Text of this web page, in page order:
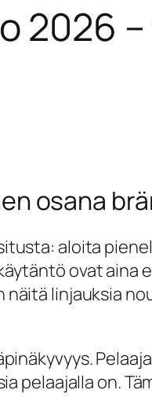
2026
osana
aloita
ovat aina
näitä linjauksia
pelaajalla on.